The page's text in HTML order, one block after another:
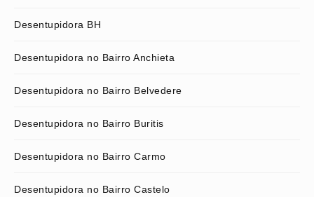
Desentupidora BH
Desentupidora no Bairro Anchieta
Desentupidora no Bairro Belvedere
Desentupidora no Bairro Buritis
Desentupidora no Bairro Carmo
Desentupidora no Bairro Castelo